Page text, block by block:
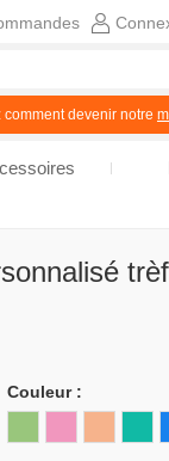
Couleur :
comment devenir notre